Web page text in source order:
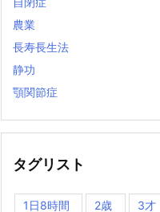
農業
長寿長生法
静功
顎関節症
タグリスト
1日8時間 2歳 3才